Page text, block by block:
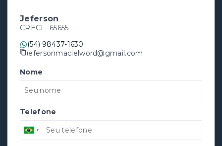
Jeferson
CRECI - 65655
(54) 98437-1630
jefersonmacielword@gmail.com
Nome
Telefone